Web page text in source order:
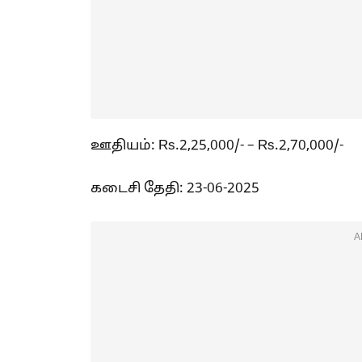
ஊதியம்: Rs.2,25,000/- – Rs.2,70,000/-
கடைசி தேதி: 23-06-2025